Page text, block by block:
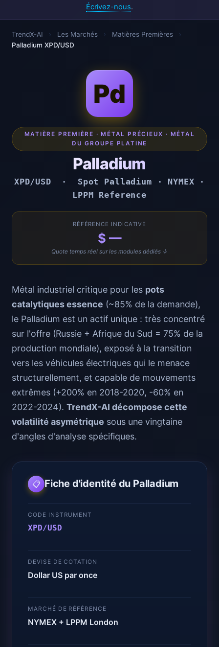
Écrivez-nous.
TrendX-AI › Les Marchés › Matières Premières
›
Palladium XPD/USD
Pd
MATIÈRE PREMIÈRE · MÉTAL PRÉCIEUX · MÉTAL
DU GROUPE PLATINE
Palladium
XPD/USD · Spot Palladium · NYMEX ·
LPPM Reference
RÉFÉRENCE INDICATIVE
$ —
Quote temps réel sur les modules dédiés ↓
Métal industriel critique pour les pots
catalytiques essence (~85% de la demande),
le Palladium est un actif unique : très concentré
sur l'offre (Russie + Afrique du Sud = 75% de la
production mondiale), exposé à la transition
vers les véhicules électriques qui le menace
structurellement, et capable de mouvements
extrêmes (+200% en 2018-2020, -60% en
2022-2024). TrendX-AI décompose cette
volatilité asymétrique sous une vingtaine
d'angles d'analyse spécifiques.
📋 Fiche d'identité du Palladium
CODE INSTRUMENT
XPD/USD
DEVISE DE COTATION
Dollar US par once
MARCHÉ DE RÉFÉRENCE
NYMEX + LPPM London